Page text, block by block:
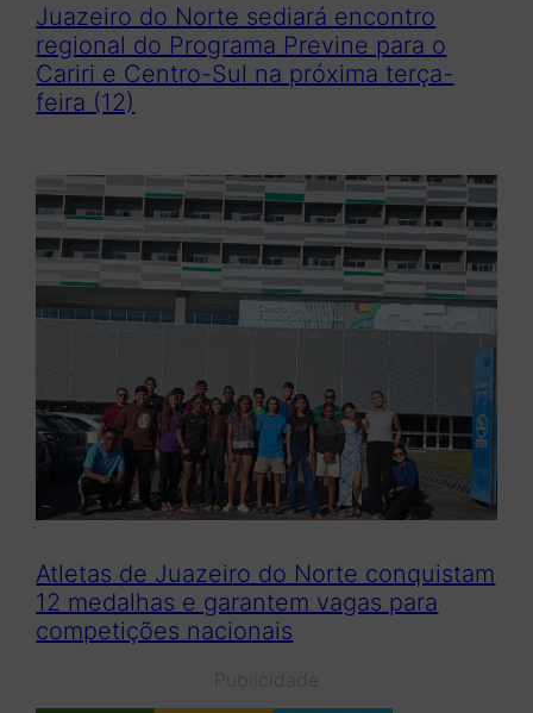
Juazeiro do Norte sediará encontro
regional do Programa Previne para o
Cariri e Centro-Sul na próxima terça-
feira (12)
Atletas de Juazeiro do Norte conquistam
12 medalhas e garantem vagas para
competições nacionais
Publicidade